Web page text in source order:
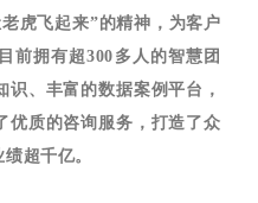
虎飞起来”的精神，为客户
前拥有超300多人的智慧团
识、丰富的数据案例平台，
优质的咨询服务，打造了众
超千亿。